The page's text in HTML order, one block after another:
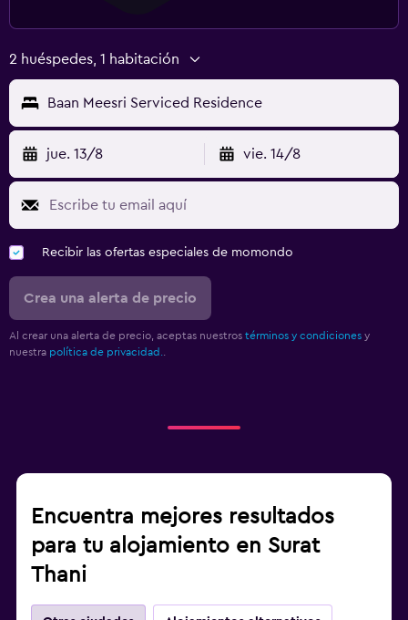
2 huéspedes, 1 habitación
Baan Meesri Serviced Residence
jue. 13/8 vie. 14/8
Recibir las ofertas especiales de momondo
Crea una alerta de precio
Al crear una alerta de precio, aceptas nuestros términos y condiciones y
nuestra política de privacidad.
Encuentra mejores resultados
para tu alojamiento en Surat
Thani